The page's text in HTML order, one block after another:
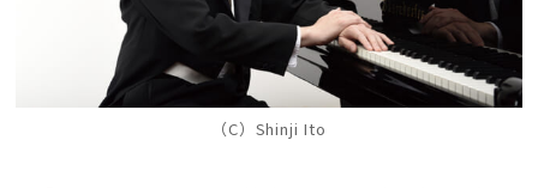
（C）Shinji Ito